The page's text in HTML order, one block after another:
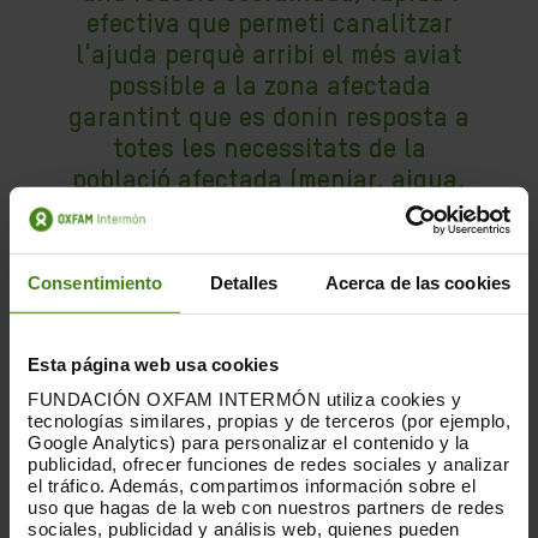
Consentimiento Detalles Acerca de las cookies
Esta página web usa cookies
FUNDACIÓN OXFAM INTERMÓN utiliza cookies y
tecnologías similares, propias y de terceros (por ejemplo,
Google Analytics) para personalizar el contenido y la
publicidad, ofrecer funciones de redes sociales y analizar
el tráfico. Además, compartimos información sobre el
uso que hagas de la web con nuestros partners de redes
sociales, publicidad y análisis web, quienes pueden
efectiva que permeti canalitzar
l'ajuda perquè arribi el més aviat
possible a la zona afectada
garantint que es donin resposta a
totes les necessitats de la
població afectada (menjar, aigua,
refugi…). Aquest és el principal
objectiu del Comitè d'Emergència
que avui donem a conèixer”
Coordinadora del Comitè d'Emergència
La presentació del Comitè d'Emergència,
celebrada avui en el Impact Hub de